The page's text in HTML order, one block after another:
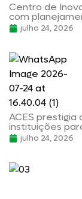
Centro de
com
julho 24, 2026
ACES prestigia
instituições
julho 24, 2026